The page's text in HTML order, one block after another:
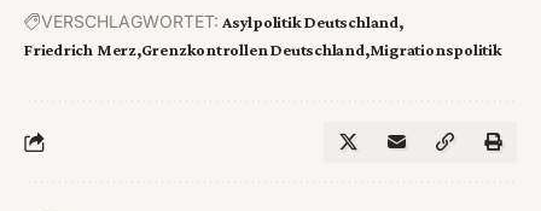
VERSCHLAGWORTET: Asylpolitik Deutschland
Friedrich Merz Grenzkontrollen Deutschland Migrationspolitik